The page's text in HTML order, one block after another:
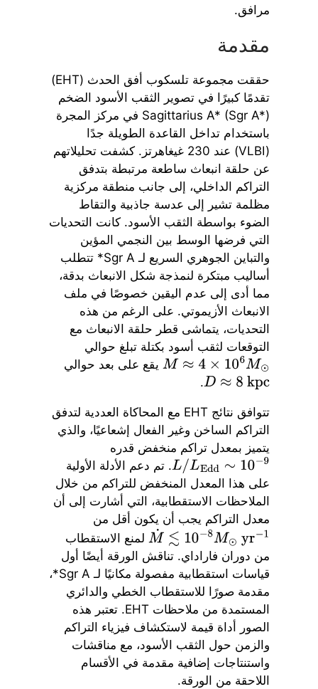
مرافق.
مقدمة
حققت مجموعة تلسكوب أفق الحدث (EHT)
تقدمًا كبيرًا في تصوير الثقب الأسود الضخم
Sagittarius A* (Sgr A*) في مركز المجرة
باستخدام تداخل القاعدة الطويلة جدًا
(VLBI) عند 230 غيغاهرتز. كشفت تحليلاتهم
عن حلقة انبعاث ساطعة مرتبطة بتدفق
التراكم الداخلي، إلى جانب منطقة مركزية
مظلمة تشير إلى عدسة جاذبية والتقاط
الضوء بواسطة الثقب الأسود. كانت التحديات
التي فرضها الوسط بين النجمي المؤين
والتباين الجوهري السريع لـ Sgr A* تتطلب
أساليب مبتكرة لنمذجة شكل الانبعاث بدقة،
مما أدى إلى عدم اليقين خصوصًا في ملف
الانبعاث الأزيموتي. على الرغم من هذه
التحديات، يتماشى قطر حلقة الانبعاث مع
التوقعات لثقب أسود بكتلة تبلغ حوالي
M≈ 4× 10 6M⊙
يقع على بعد حوالي
D≈ 8kpc
.
تتوافق نتائج EHT مع المحاكاة العددية لتدفق
التراكم الساخن وغير الفعال إشعاعيًا، والذي
يتميز بمعدل تراكم منخفض قدره
L/LEdd∼ 10 −9
. تم دعم الأدلة الأولية
على هذا المعدل المنخفض للتراكم من خلال
الملاحظات الاستقطابية، التي أشارت إلى أن
معدل التراكم يجب أن يكون أقل من
M˙≲10 −8M⊙yr−1
لمنع الاستقطاب
من دوران فاراداي. تناقش الورقة أيضًا أول
قياسات استقطابية مفصولة مكانيًا لـ Sgr A*،
مقدمة صورًا للاستقطاب الخطي والدائري
المستمدة من ملاحظات EHT. تعتبر هذه
الصور أداة قيمة لاستكشاف فيزياء التراكم
والزمن حول الثقب الأسود، مع مناقشات
واستنتاجات إضافية مقدمة في الأقسام
اللاحقة من الورقة.